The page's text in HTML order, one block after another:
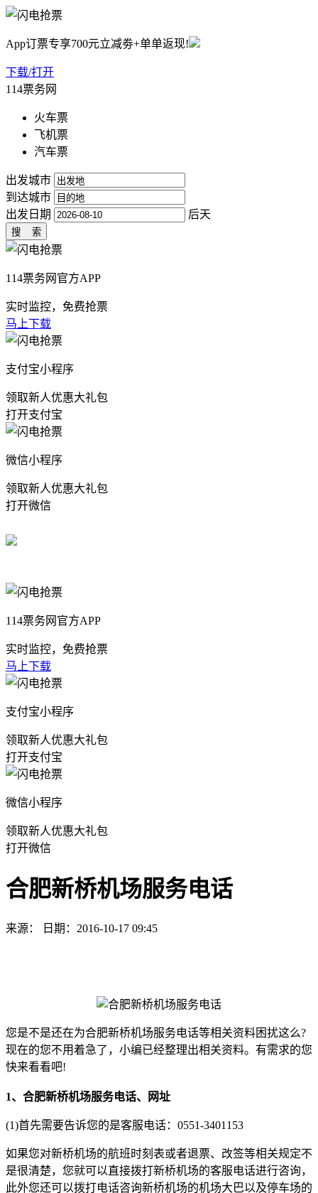
App订票专享700元立减劵+单单返现!
下载/打开
114票务网
火车票
飞机票
汽车票
出发城市
到达城市
出发日期
后天
114票务网官方APP
实时监控，免费抢票
马上下载
支付宝小程序
领取新人优惠大礼包
打开支付宝
微信小程序
领取新人优惠大礼包
打开微信
114票务网官方APP
实时监控，免费抢票
马上下载
支付宝小程序
领取新人优惠大礼包
打开支付宝
微信小程序
领取新人优惠大礼包
打开微信
合肥新桥机场服务电话
来源： 日期：2016-10-17 09:45
您是不是还在为合肥新桥机场服务电话等相关资料困扰这么?
现在的您不用着急了，小编已经整理出相关资料。有需求的您
快来看看吧!
1、合肥新桥机场服务电话、网址
(1)首先需要告诉您的是客服电话：0551-3401153
如果您对新桥机场的航班时刻表或者退票、改签等相关规定不
是很清楚，您就可以直接拨打新桥机场的客服电话进行咨询，
此外您还可以拨打电话咨询新桥机场的机场大巴以及停车场的